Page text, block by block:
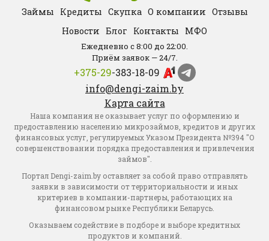
Займы Кредиты Скупка О компании Отзывы
Новости Блог Контакты МФО
Наша компания не оказывает услуг по оформлению и
предоставлению населению микрозаймов, кредитов и других
финансовых услуг, регулируемых Указом Президента №394 "О
совершенствовании порядка предоставления и привлечения
займов".
Портал Dengi-zaim.by оставляет за собой право отправлять
заявки в зависимости от территориальности и иных
критериев в компании-партнеры, работающих на
финансовом рынке Республики Беларусь.
Оказываем содействие в подборе и выборе кредитных
продуктов и компаний.
Ежедневно с 8:00 до 22:00.
Приём заявок — 24/7.
+375-29-383-18-09
info@dengi-zaim.by
Карта сайта